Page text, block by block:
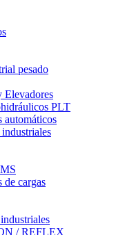
pesado
Elevadores
PLT
automáticos
de cargas
/ REFLEX